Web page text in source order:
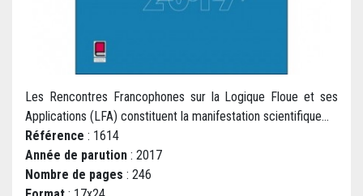
Les Rencontres Francophones sur la Logique Floue et ses
Applications (LFA) constituent la manifestation scientifique...
Référence : 1614
Année de parution : 2017
Nombre de pages : 246